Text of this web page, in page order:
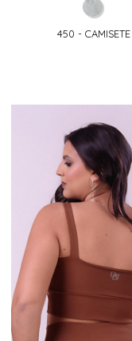
450 - CAMISETE